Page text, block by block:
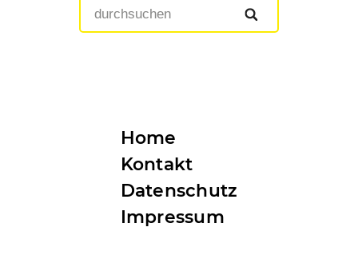
Home
Kontakt
Datenschutz
Impressum